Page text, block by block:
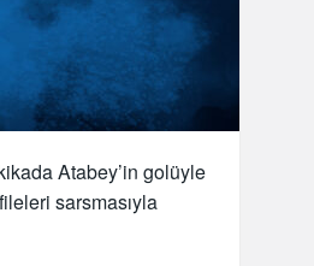
Atabey’in golüyle
sarsmasıyla